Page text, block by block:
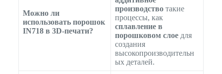
Можно ли
использовать порошок
IN718 в 3D-печати?
производствотакие
процессы, как
сплавление в
порошковом слоедля
создания
высокопроизводительн
ых деталей.